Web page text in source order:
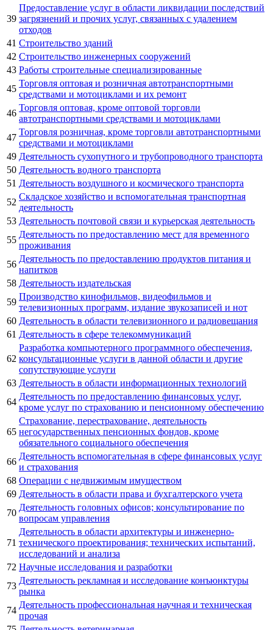
39
Предоставление услуг в области ликвидации последствий
загрязнений и прочих услуг, связанных с удалением
отходов
41 Строительство зданий
42 Строительство инженерных сооружений
43 Работы строительные специализированные
45
Торговля оптовая и розничная автотранспортными
средствами и мотоциклами и их ремонт
46
Торговля оптовая, кроме оптовой торговли
автотранспортными средствами и мотоциклами
47
Торговля розничная, кроме торговли автотранспортными
средствами и мотоциклами
49 Деятельность сухопутного и трубопроводного транспорта
50 Деятельность водного транспорта
51 Деятельность воздушного и космического транспорта
52
Складское хозяйство и вспомогательная транспортная
деятельность
53 Деятельность почтовой связи и курьерская деятельность
55
Деятельность по предоставлению мест для временного
проживания
56
Деятельность по предоставлению продуктов питания и
напитков
58 Деятельность издательская
59
Производство кинофильмов, видеофильмов и
телевизионных программ, издание звукозаписей и нот
60 Деятельность в области телевизионного и радиовещания
61 Деятельность в сфере телекоммуникаций
62
Разработка компьютерного программного обеспечения,
консультационные услуги в данной области и другие
сопутствующие услуги
63 Деятельность в области информационных технологий
64
Деятельность по предоставлению финансовых услуг,
кроме услуг по страхованию и пенсионному обеспечению
65
Страхование, перестрахование, деятельность
негосударственных пенсионных фондов, кроме
обязательного социального обеспечения
66
Деятельность вспомогательная в сфере финансовых услуг
и страхования
68 Операции с недвижимым имуществом
69 Деятельность в области права и бухгалтерского учета
70
Деятельность головных офисов; консультирование по
вопросам управления
71
Деятельность в области архитектуры и инженерно-
технического проектирования; технических испытаний,
исследований и анализа
72 Научные исследования и разработки
73
Деятельность рекламная и исследование конъюнктуры
рынка
74
Деятельность профессиональная научная и техническая
прочая